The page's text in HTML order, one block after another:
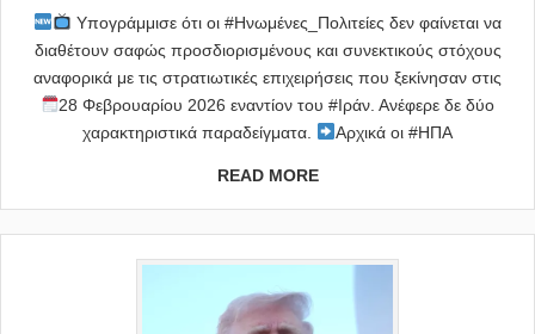
Υπογράμμισε ότι οι #Ηνωμένες_Πολιτείες δεν φαίνεται να
διαθέτουν σαφώς προσδιορισμένους και συνεκτικούς στόχους
αναφορικά με τις στρατιωτικές επιχειρήσεις που ξεκίνησαν στις
28 Φεβρουαρίου 2026 εναντίον του #Ιράν. Ανέφερε δε δύο
χαρακτηριστικά παραδείγματα.
Αρχικά οι #ΗΠΑ
READ MORE